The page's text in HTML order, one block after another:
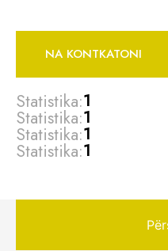
NA KONTKATONI
Statistika:1
Statistika:1
Statistika:1
Statistika:1